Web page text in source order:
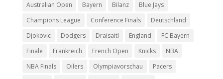
Australian Open
Bayern Bilanz
Blue Jays
Champions League
Conference Finals
Deutschland
Djokovic
Dodgers Draisaitl England
FC Bayern
Finale
Frankreich French Open Knicks
NBA
NBA Finals
Oilers Olympiavorschau
Pacers